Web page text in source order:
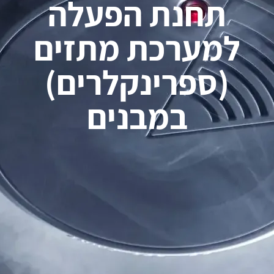
תחנת הפעלה
למערכת מתזים
(ספרינקלרים)
במבנים